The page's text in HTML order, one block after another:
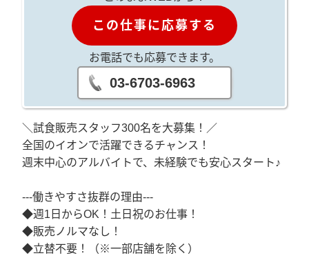
この仕事に応募する
お電話でも応募できます。
03-6703-6963
＼試食販売スタッフ300名を大募集！／
全国のイオンで活躍できるチャンス！
週末中心のアルバイトで、未経験でも安心スタート♪
---働きやすさ抜群の理由---
◆週1日からOK！土日祝のお仕事！
◆販売ノルマなし！
◆立替不要！（※一部店舗を除く）